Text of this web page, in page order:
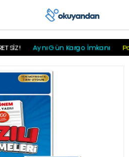
Aynı Gün Kargo İmkanı